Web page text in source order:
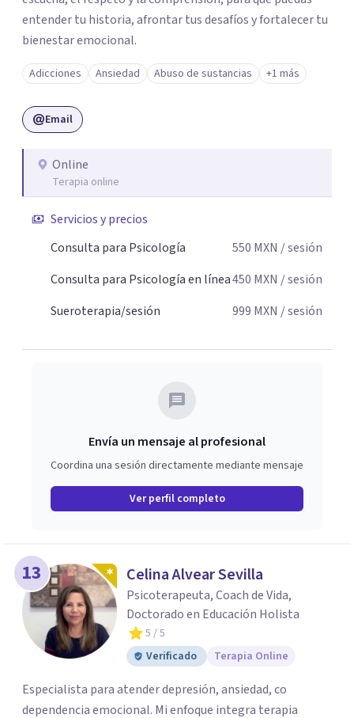
entender tu historia, afrontar tus desafíos y fortalecer tu
bienestar emocional.
Adicciones Ansiedad Abuso de sustancias +1 más
Email
Online
Terapia online
Servicios y precios
Consulta para Psicología
550 MXN / sesión
Consulta para Psicología en línea450 MXN / sesión
Sueroterapia/sesión
999 MXN / sesión
Envía un mensaje al profesional
Coordina una sesión directamente mediante mensaje
Ver perfil completo
13 Celina Alvear Sevilla
Psicoterapeuta, Coach de Vida,
Doctorado en Educación Holista
5 / 5
Verificado
Terapia Online
Especialista para atender depresión, ansiedad, co
dependencia emocional. Mi enfoque integra terapia